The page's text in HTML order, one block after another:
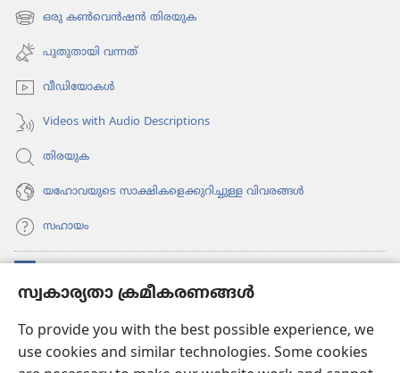
സ്വകാര്യതാ ക്രമീകരണങ്ങൾ
To provide you with the best possible experience, we
use cookies and similar technologies. Some cookies
പേജ്
തുറക്കുക)
ഒരു കൺവെൻഷൻ തിരയുക
(പുതിയ
പേജ്
തുറക്കുക)
പുതുതായി വന്നത്‌
വീഡി​യോ​കൾ
Videos with Audio Descriptions
തിരയുക
യഹോവയുടെ സാക്ഷികളെക്കുറിച്ചുള്ള വിവരങ്ങൾ
സഹായം
പേജ്
വാച്ച്ടവര്‍ ഓണ്‍ലൈന്‍ ലൈബ്രറി
(പുതിയ
പേജ്
JW ഹബ്ബ്